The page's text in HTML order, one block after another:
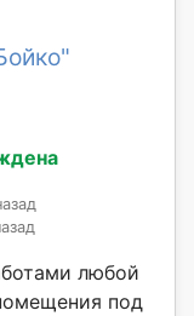
любой
под